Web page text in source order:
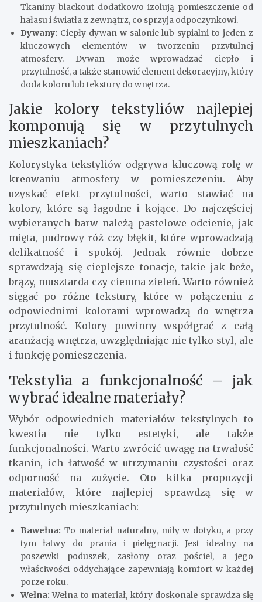
Tkaniny blackout dodatkowo izolują pomieszczenie od
hałasu i światła z zewnątrz, co sprzyja odpoczynkowi.
Dywany: Ciepły dywan w salonie lub sypialni to jeden z
kluczowych elementów w tworzeniu przytulnej
atmosfery. Dywan może wprowadzać ciepło i
przytulność, a także stanowić element dekoracyjny, który
doda koloru lub tekstury do wnętrza.
Jakie kolory tekstyliów najlepiej
komponują się w przytulnych
mieszkaniach?
Kolorystyka tekstyliów odgrywa kluczową rolę w
kreowaniu atmosfery w pomieszczeniu. Aby
uzyskać efekt przytulności, warto stawiać na
kolory, które są łagodne i kojące. Do najczęściej
wybieranych barw należą pastelowe odcienie, jak
mięta, pudrowy róż czy błękit, które wprowadzają
delikatność i spokój. Jednak równie dobrze
sprawdzają się cieplejsze tonacje, takie jak beże,
brązy, musztarda czy ciemna zieleń. Warto również
sięgać po różne tekstury, które w połączeniu z
odpowiednimi kolorami wprowadzą do wnętrza
przytulność. Kolory powinny współgrać z całą
aranżacją wnętrza, uwzględniając nie tylko styl, ale
i funkcję pomieszczenia.
Tekstylia a funkcjonalność – jak
wybrać idealne materiały?
Wybór odpowiednich materiałów tekstylnych to
kwestia nie tylko estetyki, ale także
funkcjonalności. Warto zwrócić uwagę na trwałość
tkanin, ich łatwość w utrzymaniu czystości oraz
odporność na zużycie. Oto kilka propozycji
materiałów, które najlepiej sprawdzą się w
przytulnych mieszkaniach:
Bawełna: To materiał naturalny, miły w dotyku, a przy
tym łatwy do prania i pielęgnacji. Jest idealny na
poszewki poduszek, zasłony oraz pościel, a jego
właściwości oddychające zapewniają komfort w każdej
porze roku.
Wełna: Wełna to materiał, który doskonale sprawdza się